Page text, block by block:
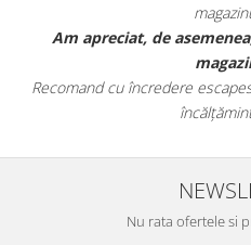
Am apreciat, de
Recomand cu încredere
Nu rata ofertele si